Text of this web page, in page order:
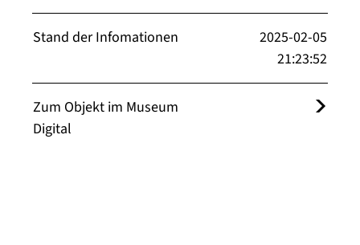
Stand der Infomationen
2025-02-05
21:23:52
Zum Objekt im Museum
Digital